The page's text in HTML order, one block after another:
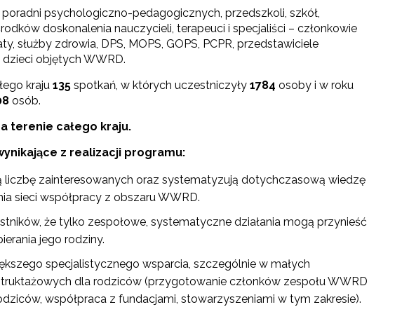
psychologiczno-pedagogicznych, przedszkoli, szkół,
doskonalenia nauczycieli, terapeuci i specjaliści – członkowie
służby zdrowia, DPS, MOPS, GOPS, PCPR, przedstawiciele
objętych WWRD.
kraju 135 spotkań, w których uczestniczyły 1784 osoby i w roku
osób.
terenie całego kraju.
z realizacji programu:
liczbę zainteresowanych oraz systematyzują dotychczasową wiedzę
sieci współpracy z obszaru WWRD.
że tylko zespołowe, systematyczne działania mogą przynieść
jego rodziny.
specjalistycznego wsparcia, szczególnie w małych
dla rodziców (przygotowanie członków zespołu WWRD
współpraca z fundacjami, stowarzyszeniami w tym zakresie).